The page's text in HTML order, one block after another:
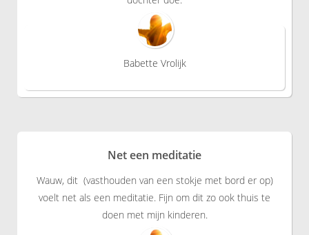
Babette Vrolijk
Net een meditatie
Wauw, dit (vasthouden van een stokje met bord er op)
voelt net als een meditatie. Fijn om dit zo ook thuis te
doen met mijn kinderen.